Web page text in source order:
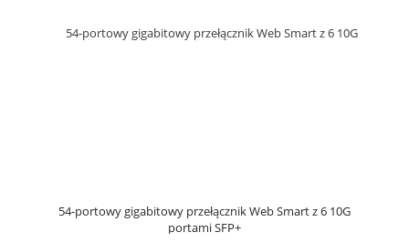
54-portowy gigabitowy przełącznik Web Smart z 6 10G
portami SFP+